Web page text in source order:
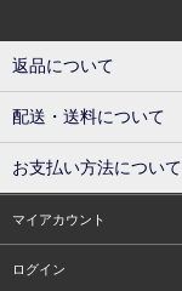
返品について
配送・送料について
お支払い方法について
マイアカウント
ログイン